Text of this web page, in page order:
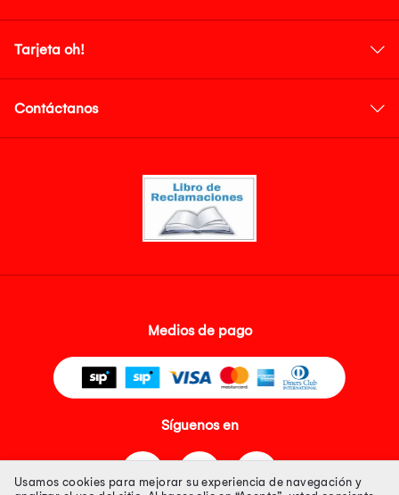
Tarjeta oh!
Contáctanos
Medios de pago
Síguenos en
Usamos cookies para mejorar su experiencia de navegación y